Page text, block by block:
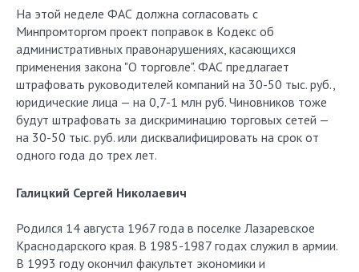
На этой неделе ФАС должна согласовать с
Минпромторгом проект поправок в Кодекс об
административных правонарушениях, касающихся
применения закона "О торговле". ФАС предлагает
штрафовать руководителей компаний на 30-50 тыс. руб.,
юридические лица — на 0,7-1 млн руб. Чиновников тоже
будут штрафовать за дискриминацию торговых сетей —
на 30-50 тыс. руб. или дисквалифицировать на срок от
одного года до трех лет.
Галицкий Сергей Николаевич
Родился 14 августа 1967 года в поселке Лазаревское
Краснодарского края. В 1985-1987 годах служил в армии.
В 1993 году окончил факультет экономики и